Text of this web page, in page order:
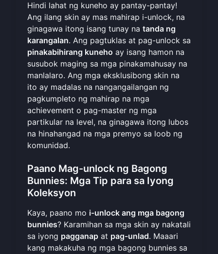
Hindi lahat ng kuneho ay pantay-pantay!
Ang ilang skin ay mas mahirap i-unlock, na
ginagawa itong isang tunay na tanda ng
karangalan. Ang pagtuklas at pag-unlock sa
pinakabihirang kuneho ay isang hamon na
susubok maging sa mga pinakamahusay na
manlalaro. Ang mga eksklusibong skin na
ito ay madalas na nangangailangan ng
pagkumpleto ng mahirap na mga
achievement o pag-master ng mga
partikular na level, na ginagawa itong lubos
na hinahangad na mga premyo sa loob ng
komunidad.
Paano Mag-unlock ng Bagong
Bunnies: Mga Tip para sa Iyong
Koleksyon
Kaya, paano mo i-unlock ang mga bagong
bunnies? Karamihan sa mga skin ay nakatali
sa iyong pagganap at pag-unlad. Maaari
kang makakuha ng mga bagong bunnies sa